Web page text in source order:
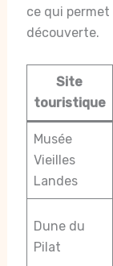
ce qui permet
découverte.
Site
touristique
Musée
Vieilles
Landes
Dune du
Pilat